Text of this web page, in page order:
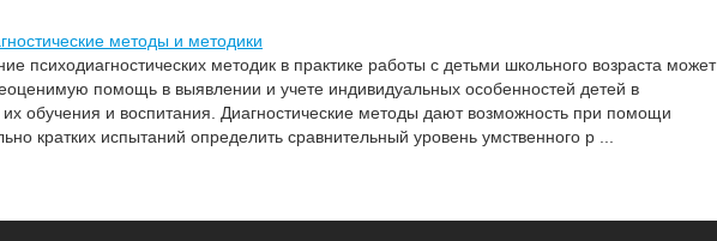
методы и методики
психодиагностических методик в практике работы с детьми школьного возраста может
помощь в выявлении и учете индивидуальных особенностей детей в
их обучения и воспитания. Диагностические методы дают возможность при помощи
кратких испытаний определить сравнительный уровень умственного р ...